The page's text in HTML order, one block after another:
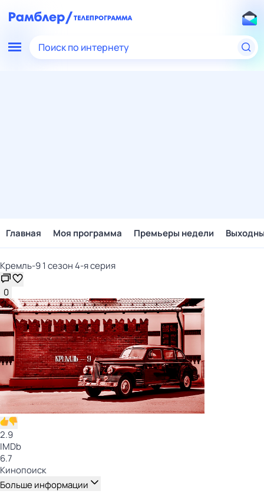
Поиск по интернету
Главная Моя программа Премьеры недели
Кремль-9 1 сезон 4-я серия
0
2.9
IMDb
6.7
Кинопоиск
Больше информации